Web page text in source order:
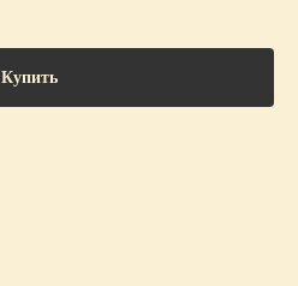
Купить